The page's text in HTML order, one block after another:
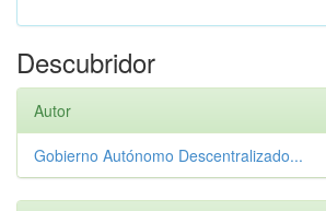
Descubridor
Autor
Gobierno Autónomo Descentralizado...